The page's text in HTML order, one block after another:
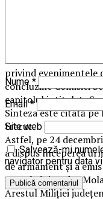
Reconstituirea
trei istorici, Ursu,
efectuată în 1994 de
privind evenimentele
concluziile Comisiei
capitolul intitulat
Sinteza este citată
trecut.
Astfel, pe 24
a dispus începerea
de armament și a
numele lui Tudor
Arestul Miliţiei
Nume *
Email*
Site web
Salvează-mi
navigator pentru data